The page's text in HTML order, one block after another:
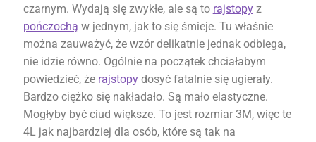
czarnym. Wydają się zwykłe, ale są to rajstopyz
pończochą w jednym, jak to się śmieje. Tu właśnie
można zauważyć, że wzór delikatnie jednak odbiega,
nie idzie równo. Ogólnie na początek chciałabym
powiedzieć, że rajstopydosyć fatalnie się ugierały.
Bardzo ciężko się nakładało. Są mało elastyczne.
Mogłyby być ciud większe. To jest rozmiar 3M, więc te
4L jak najbardziej dla osób, które są tak na